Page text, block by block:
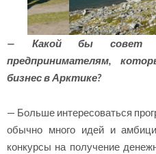
— Какой бы совет
предпринимателям,
бизнес в Арктике?
— Больше интересоваться
обычно много идей и
конкурсы на получение